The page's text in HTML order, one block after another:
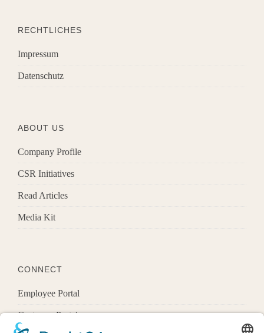
RECHTLICHES
Impressum
Datenschutz
ABOUT US
Company Profile
CSR Initiatives
Read Articles
Media Kit
CONNECT
Employee Portal
Customer Portal